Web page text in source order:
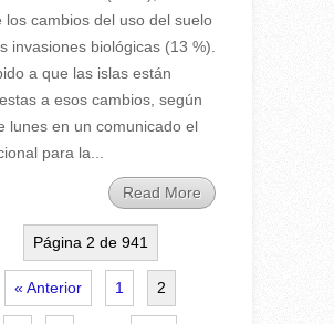
los cambios del uso del suelo
invasiones biológicas (13 %).
a que las islas están
a esos cambios, según
lunes en un comunicado el
para la...
Read More
Página 2 de 941
« Anterior 1 2